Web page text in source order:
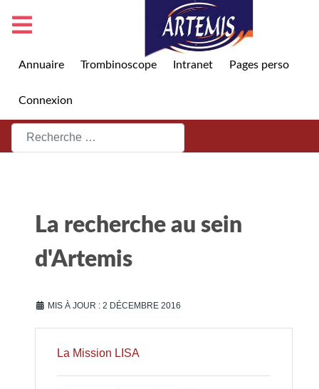
Annuaire Trombinoscope Intranet Pages perso
Connexion
Rechercher
La recherche au sein
d'Artemis
MIS À JOUR : 2 DÉCEMBRE 2016
La Mission LISA